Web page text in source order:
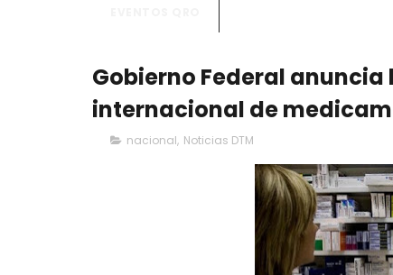
Gobierno Federal
internacional de
nacional, Noticias DTM